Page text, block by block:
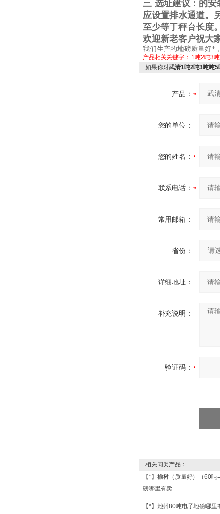
三 选址建议：的安
应设置排水通道。
至少等于秤台长度
欢迎新老客户祝大
我们生产的地磅质量好*
产品相关关键字： 1吨2吨3
如果你对武清1吨2吨3吨吨5
产品：
您的单位：
您的姓名：
联系电话：
常用邮箱：
省份：
详细地址：
补充说明：
验证码：
相关同类产品：
【*】榆树（质量好）（60
磅哪里有卖
【*】池州80吨电子地磅哪里